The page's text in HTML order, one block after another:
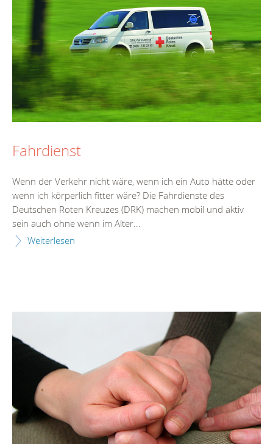
Fahrdienst
Wenn der Verkehr nicht wäre, wenn ich ein Auto hätte oder
wenn ich körperlich fitter wäre? Die Fahrdienste des
Deutschen Roten Kreuzes (DRK) machen mobil und aktiv
sein auch ohne wenn im Alter...
Weiterlesen